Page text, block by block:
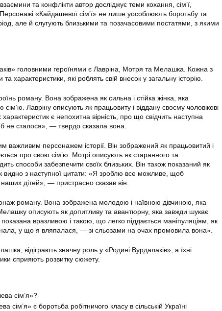
та конфлікти автор досліджує теми кохання, сім’ї,
Персонажі «Кайдашевої сім’ї» не лише уособлюють боротьбу та
але й слугують близькими та позачасовими постатями, з якими
головними героїнями є Лавріна, Мотря та Мелашка. Кожна з
характеристики, які роблять свій внесок у загальну історію.
роману. Вона зображена як сильна і стійка жінка, яка
сім’ю. Лавріну описують як працьовиту і віддану своєму чоловікові
є непохитна вірність, про що свідчить наступна
не сталося», — твердо сказала вона.
важливим персонажем історії. Він зображений як працьовитий і
про свою сім’ю. Мотрі описують як старанного та
способи забезпечити своїх близьких. Він також показаний як
видно з наступної цитати: «Я зроблю все можливе, щоб
дітей», — пристрасно сказав він.
роману. Вона зображена молодою і наївною дівчиною, яка
описують як допитливу та авантюрну, яка завжди шукає
вразливою і такою, що легко піддається маніпуляціям, як
у що я вляпалася, — зі сльозами на очах промовила вона».
відіграють значну роль у «Родині Вурдалаків», а їхні
сприяють розвитку сюжету.
сім’я»?
сім’я» є боротьба робітничого класу в сільській Україні